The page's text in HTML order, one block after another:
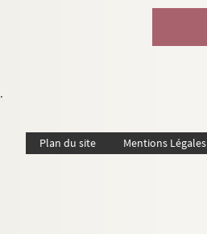
.
Plan du site Mentions Légales